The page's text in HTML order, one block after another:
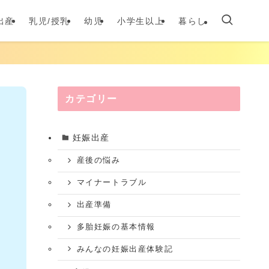
産 乳児/授乳 幼児 小学生以上 暮らし
カテゴリー
妊娠出産
産後の悩み
マイナートラブル
出産準備
多胎妊娠の基本情報
みんなの妊娠出産体験記